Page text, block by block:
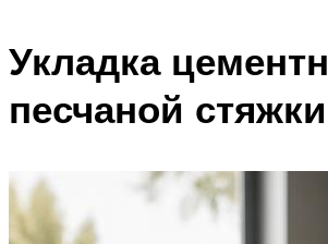
Укладка
песчаной стяжки